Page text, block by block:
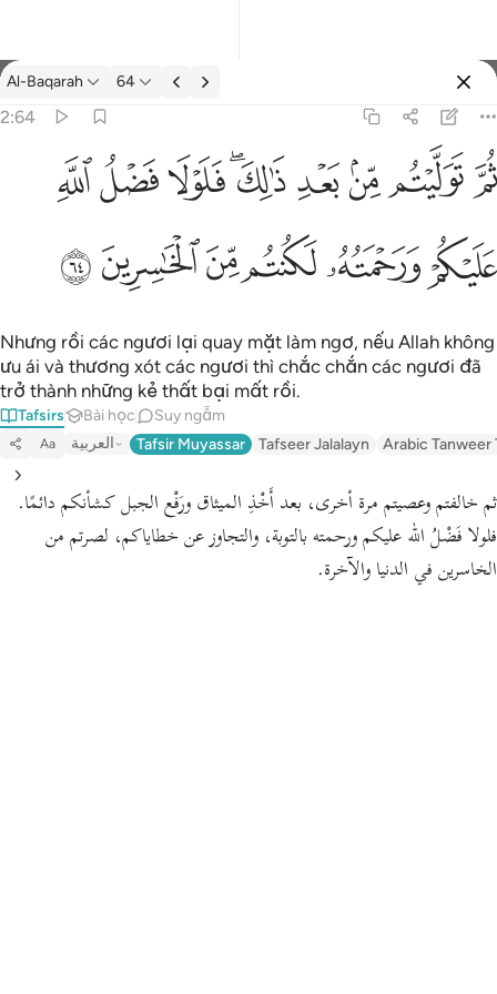
Tafsir: Al-Baqarah 2:64
Al-Baqarah 64
2:64
من بعد ذالك فلولا فضل الله عليكم ورحمته لكنتم من الخاسرين ٦٤
فَضْلُ ٱللَّهِ عَلَيْكُمْ وَرَحْمَتُهُۥ لَكُنتُم مِّنَ ٱلْخَـٰسِرِينَ ٦٤
ﱪﱫﱬﱭﱮﱯﱰﱱﱲ
ﱳﱴﱵﱶﱷﱸ
Nhưng rồi các ngươi lại quay mặt làm ngơ, nếu Allah không
ưu ái và thương xót các ngươi thì chắc chắn các ngươi đã
trở thành những kẻ thất bại mất rồi.
Tafsirs Bài học Suy ngẫm
Aa العربية Tafsir Muyassar Tafseer Jalalayn Arabic Tanweer
ثم خالفتم وعصيتم مرة أخرى، بعد أَخْذِ الميثاق ورَفْع الجبل كشأنكم دائمًا.
فلولا فَضْلُ الله عليكم ورحمته بالتوبة، والتجاوز عن خطاياكم، لصرتم من
الخاسرين في الدنيا والآخرة.